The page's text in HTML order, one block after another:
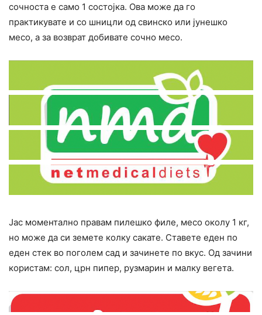
сочноста е само 1 состојка. Ова може да го
практикувате и со шницли од свинско или јунешко
месо, а за возврат добивате сочно месо.
Јас моментално правам пилешко филе, месо околу 1 кг,
но може да си земете колку сакате. Ставете еден по
еден стек во поголем сад и зачинете по вкус. Од зачини
користам: сол, црн пипер, рузмарин и малку вегета.